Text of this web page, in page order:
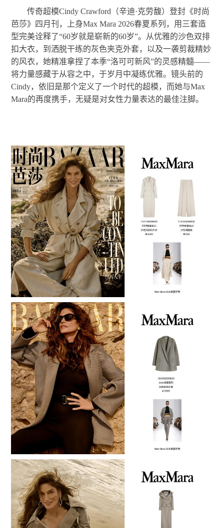
传奇超模Cindy Crawford（辛迪·克劳馥）登封《时尚
芭莎》四月刊，上身Max Mara 2026春夏系列，用三套造
型完美诠释了“60岁就是崭新的60岁”。从优雅的沙色双排
扣大衣，到洒脱干练的灰色夹克外套，以及一袭剪裁精妙
的风衣，她精准拿捏了本季“洛可可新风”的灵感精髓——
将力量感藏于从容之中，于岁月中凝练优雅。镜头前的
Cindy，依旧是那个定义了一个时代的超模，而她与Max
Mara的再度携手，无疑是对女性力量表达的最佳注脚。